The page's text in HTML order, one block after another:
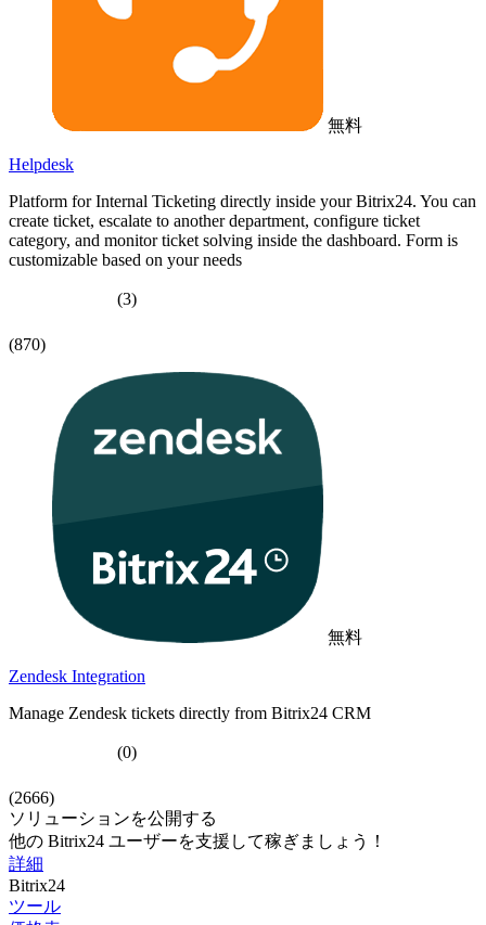
無料
Helpdesk
Platform for Internal Ticketing directly inside your Bitrix24. You can
create ticket, escalate to another department, configure ticket
category, and monitor ticket solving inside the dashboard. Form is
customizable based on your needs
(3)
(870)
無料
Zendesk Integration
Manage Zendesk tickets directly from Bitrix24 CRM
(0)
(2666)
ソリューションを公開する
他の Bitrix24 ユーザーを支援して稼ぎましょう！
詳細
Bitrix24
ツール